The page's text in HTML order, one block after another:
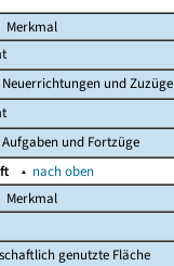
Merkmal
und Zuzüge
und Fortzüge
▴ nach oben
Merkmal
genutzte Fläche